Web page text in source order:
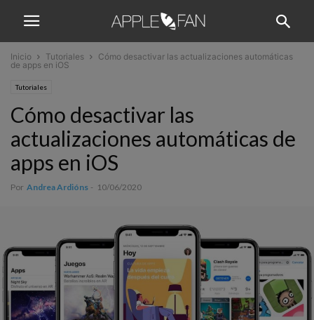
Inicio Tutoriales
Cómo desactivar las actualizaciones automáticas
de apps en iOS
Tutoriales
Cómo desactivar las
actualizaciones automáticas de
apps en iOS
Por Andrea Ardións - 10/06/2020